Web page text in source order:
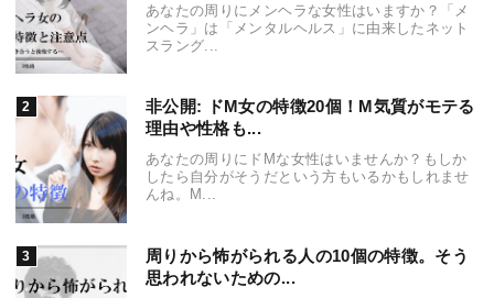
あなたの周りにメンヘラな女性はいますか？「メ
ンヘラ」は「メンタルヘルス」に由来したネット
スラング...
非公開: ドM女の特徴20個！M気質がモテる
理由や性格も...
あなたの周りにドMな女性はいませんか？もしか
したら自分がそうだという方もいるかもしれませ
んね。M...
周りから怖がられる人の10個の特徴。そう
思われないための...